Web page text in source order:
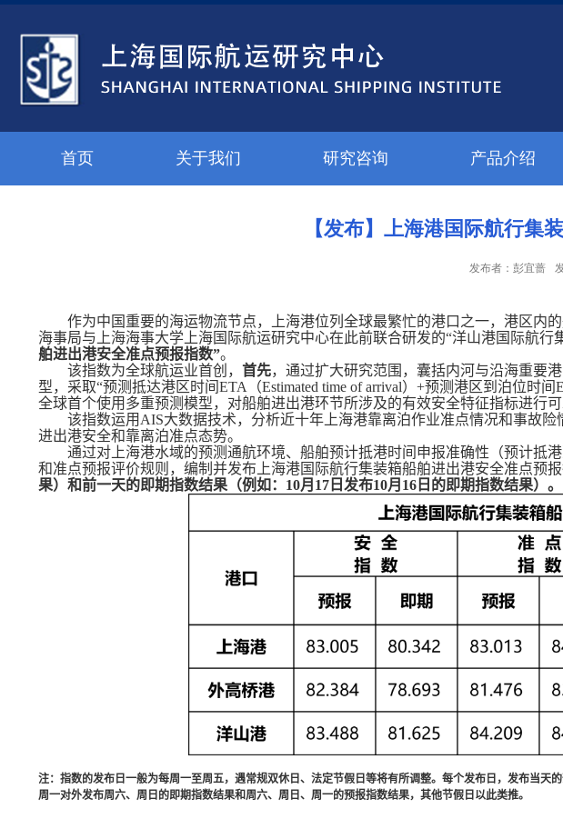
首页 关于我们 研究咨询 产品介绍
【发布】上海港国际航行集
发布者：彭宜蔷
作为中国重要的海运物流节点，上海港位列全球最繁忙的港口之一，港区内
海事局与上海海事大学上海国际航运研究中心在此前联合研发的“洋山港国际航
舶进出港安全准点预报指数”。
该指数为全球航运业首创， 首先，通过扩大研究范围，囊括内河与沿海重要
型，采取“预测抵达港区时间ETA （Estimated time of arrival） +预测港区到泊位时间
全球首个使用多重预测模型，对船舶进出港环节所涉及的有效安全特征指标进行可
该指数运用 AIS大数据技术，分析近十年上海港靠离泊作业准点情况和事故
进出港安全和靠离泊准点态势。
通过对上海港水域的预测通航环境、船舶预计抵港时间申报准确性（预计抵
和准点预报评价规则，编制并发布上海港国际航行集装箱船舶进出港安全准点预
果）和前一天的即期指数结果（例如： 10月 17 日发布10月 16 日的即期指数结果）。
注：指数的发布日一般为每周一至周五，遇常规双休日、法定节假日等将有所调整。每个发布日，发布当天
周一对外发布周六、周日的即期指数结果和周六、周日、周一的预报指数结果，其他节假日以此类推。